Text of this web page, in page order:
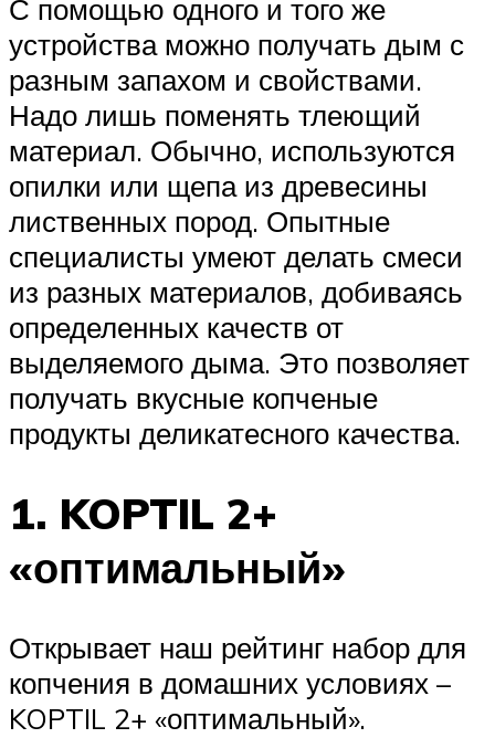
С помощью одного и того же
устройства можно получать дым с
разным запахом и свойствами.
Надо лишь поменять тлеющий
материал. Обычно, используются
опилки или щепа из древесины
лиственных пород. Опытные
специалисты умеют делать смеси
из разных материалов, добиваясь
определенных качеств от
выделяемого дыма. Это позволяет
получать вкусные копченые
продукты деликатесного качества.
1. KOPTIL 2+
«оптимальный»
Открывает наш рейтинг набор для
копчения в домашних условиях –
KOPTIL 2+ «оптимальный».